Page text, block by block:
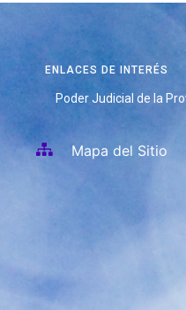
ENLACES DE INTERÉS
Poder Judicial de la
Mapa del Sitio